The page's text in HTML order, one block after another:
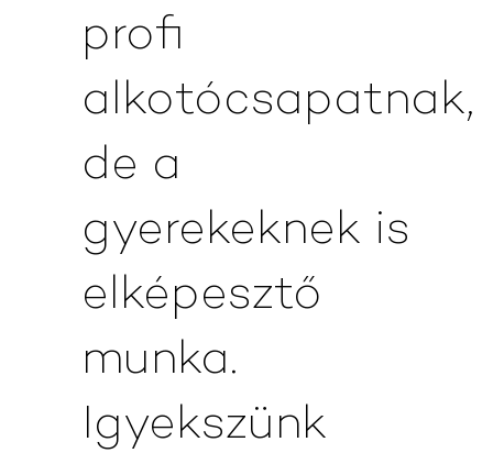
profi
alkotócsapatnak,
de a
gyerekeknek is
elképesztő
munka.
Igyekszünk